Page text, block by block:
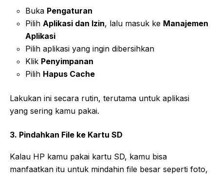
Buka Pengaturan
Pilih Aplikasi dan Izin, lalu masuk ke Manajemen
Aplikasi
Pilih aplikasi yang ingin dibersihkan
Klik Penyimpanan
Pilih Hapus Cache
Lakukan ini secara rutin, terutama untuk aplikasi
yang sering kamu pakai.
3. Pindahkan File ke Kartu SD
Kalau HP kamu pakai kartu SD, kamu bisa
manfaatkan itu untuk mindahin file besar seperti foto,